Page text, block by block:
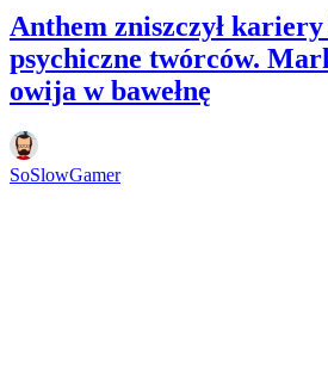
Anthem zniszczył
psychiczne twórców.
owija w bawełnę
SoSlowGamer